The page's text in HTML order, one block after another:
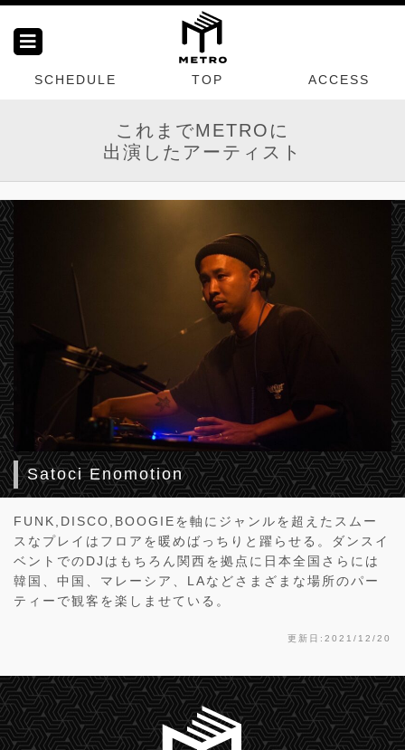
SCHEDULE TOP ACCESS
これまでMETROに
出演したアーティスト
Satoci Enomotion
FUNK,DISCO,BOOGIEを軸にジャンルを超えたスムー
スなプレイはフロアを暖めばっちりと躍らせる。ダンスイ
ベントでのDJはもちろん関西を拠点に日本全国さらには
韓国、中国、マレーシア、LAなどさまざまな場所のパー
ティーで観客を楽しませている。
更新日:2021/12/20